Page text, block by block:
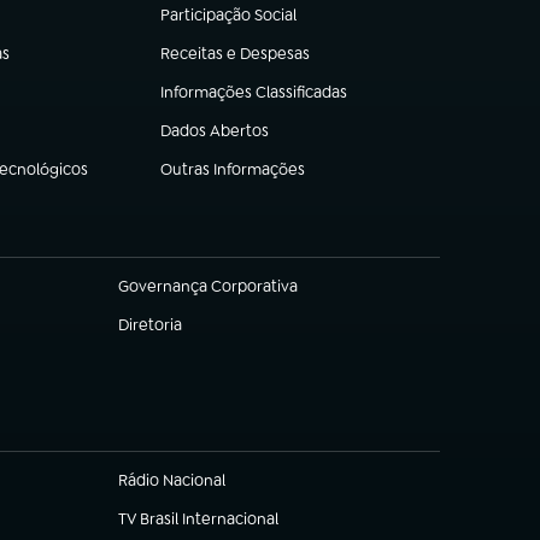
Participação Social
(abre em nova aba)
Receitas e Despesas
(abre em nova aba)
Informações Classificadas
(abre em nova aba)
Dados Abertos
(abre em nova aba)
Outras Informações
(abre em nova aba)
Governança Corporativa
(abre em nova aba)
Diretoria
(abre em nova aba)
Rádio Nacional
TV Brasil Internacional
(abre em nova aba)